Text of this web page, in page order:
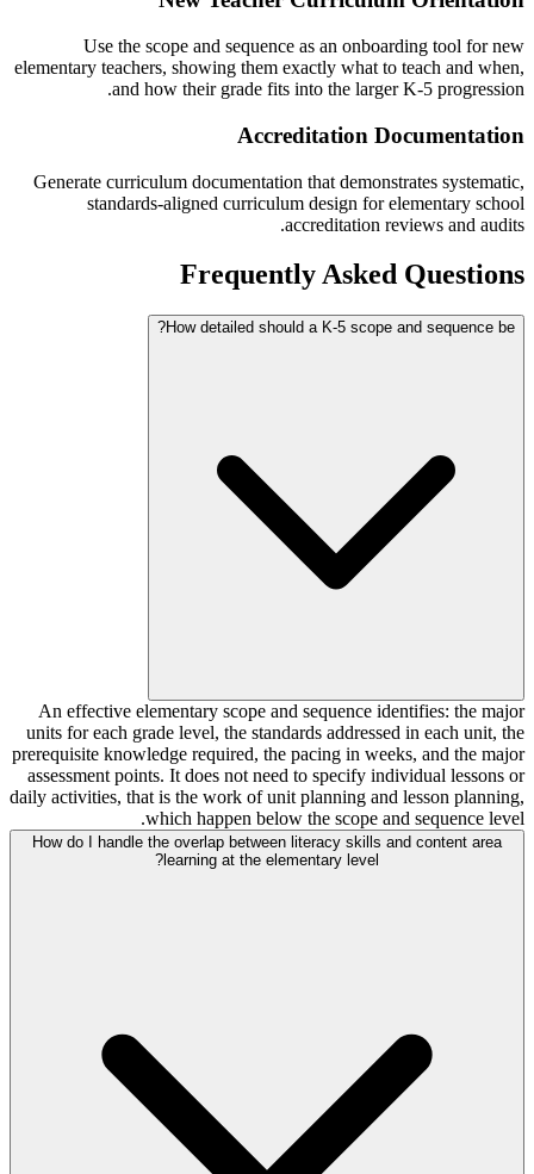
Use the scope and sequence as an onboarding tool for new
elementary teachers, showing them exactly what to teach and when,
and how their grade fits into the larger K-5 progression.
Accreditation Documentation
Generate curriculum documentation that demonstrates systematic,
standards-aligned curriculum design for elementary school
accreditation reviews and audits.
Frequently Asked Questions
How detailed should a K-5 scope and sequence be?
An effective elementary scope and sequence identifies: the major
units for each grade level, the standards addressed in each unit, the
prerequisite knowledge required, the pacing in weeks, and the major
assessment points. It does not need to specify individual lessons or
daily activities, that is the work of unit planning and lesson planning,
which happen below the scope and sequence level.
How do I handle the overlap between literacy skills and content area
learning at the elementary level?